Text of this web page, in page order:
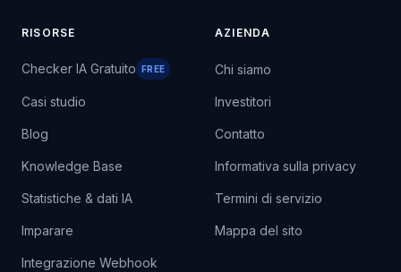
RISORSE
Checker IA Gratuito FREE
Casi studio
Blog
Knowledge Base
Statistiche & dati IA
Imparare
Integrazione Webhook
AZIENDA
Chi siamo
Investitori
Contatto
Informativa sulla privacy
Termini di servizio
Mappa del sito